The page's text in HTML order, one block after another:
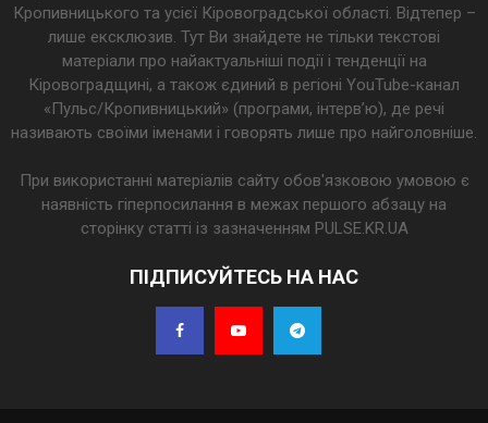
Кропивницького та усієї Кіровоградської області. Відтепер –
лише ексклюзив. Тут Ви знайдете не тільки текстові
матеріали про найактуальніші події і тенденції на
Кіровоградщині, а також єдиний в регіоні YouTube-канал
«Пульс/Кропивницький» (програми, інтерв’ю), де речі
називають своїми іменами і говорять лише про найголовніше.
При використанні матеріалів сайту обов'язковою умовою є
наявність гіперпосилання в межах першого абзацу на
сторінку статті із зазначенням PULSE.KR.UA
ПІДПИСУЙТЕСЬ НА НАС